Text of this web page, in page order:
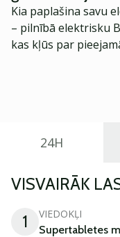
Kia paplašina savu
– pilnībā elektrisku
kas kļūs par
24H
VISVAIRĀK
1
VIEDOKĻI
Supertabletes